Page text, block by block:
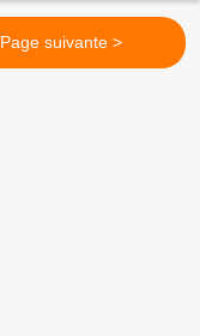
Page suivante >